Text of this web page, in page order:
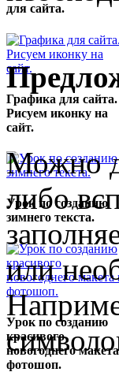
для сайта.
Графика для сайта.
Рисуем иконку на
сайт.
Урок по созданию
зимнего текста.
Урок по созданию
красивого
новогоднего
фотошоп.
Можно
либо
или